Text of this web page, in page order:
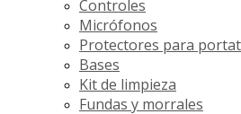
Controles
Micrófonos
Protectores para
Bases
Kit de limpieza
Fundas y morrales